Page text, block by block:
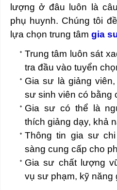
lượng ở đâu luôn là
phụ huynh. Chúng tôi
lựa chọn trung tâm gia
Trung tâm luôn sát
tra đầu vào tuyển
Gia sư là giảng
sư sinh viên có bằng
Gia sư có thể là
thích giảng dạy, khả
Thông tin gia sư
sàng cung cấp cho
Gia sư chất lượng
vụ sư phạm, kỹ năng